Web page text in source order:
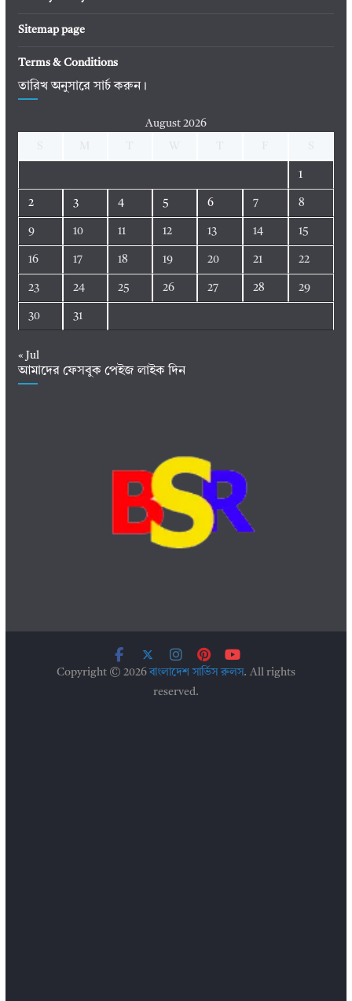
Sitemap page
Terms & Conditions
তারিখ অনুসারে সার্চ করুন।
August 2026
1
2 3 4 5 6 7 8
9 10 11 12 13 14 15
16 17 18 19 20 21 22
23 24 25 26 27 28 29
30 31
« Jul
আমাদের ফেসবুক পেইজ লাইক দিন
Copyright © 2026বাংলাদেশ সার্ভিস রুলস. All rights
reserved.